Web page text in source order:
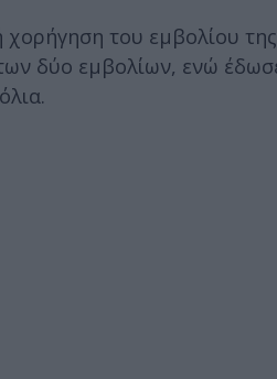
του εμβολίου
δύο εμβολίων, ενώ